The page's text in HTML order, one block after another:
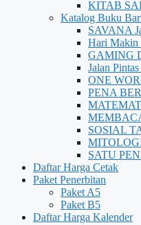
KITAB
Katalog Buku
SAVANA
Hari Makin
GAMING
Jalan
ONE
PENA
SOSIAL
SATU
Daftar Harga Cetak
Paket Penerbitan
Paket A5
Paket B5
Daftar Harga Kalender